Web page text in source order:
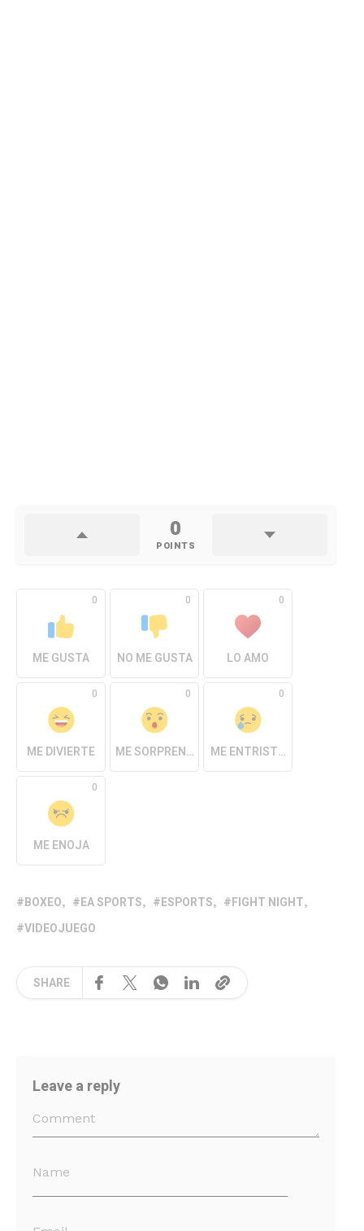
0
POINTS
0
ME GUSTA
0
NO ME GUSTA
0
LO AMO
0
ME DIVIERTE
0
ME SORPRENDE
0
ME ENTRISTECE
0
ME ENOJA
BOXEO EA SPORTS ESPORTS
FIGHT NIGHT
VIDEOJUEGO
SHARE
Leave a reply